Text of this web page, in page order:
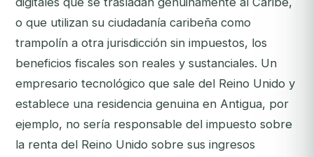
o que utilizan su ciudadanía caribeña como
trampolín a otra jurisdicción sin impuestos, los
beneficios fiscales son reales y sustanciales. Un
empresario tecnológico que sale del Reino Unido y
establece una residencia genuina en Antigua, por
ejemplo, no sería responsable del impuesto sobre
la renta del Reino Unido sobre sus ingresos